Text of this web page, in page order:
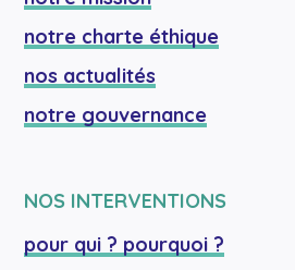
notre charte éthique
nos actualités
notre gouvernance
NOS INTERVENTIONS
pour qui ? pourquoi ?